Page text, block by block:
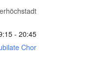
- 20:45
Chor